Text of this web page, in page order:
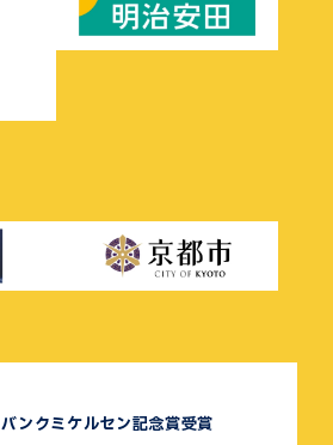
バンクミケルセン記念賞受賞